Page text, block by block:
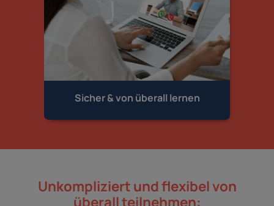
Sicher & von überall lernen
Unkompliziert und flexibel von
überall teilnehmen: